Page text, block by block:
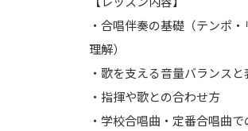
・合唱伴奏の基礎（テンポ
理解）
・歌を支える音量バランスと
・指揮や歌との合わせ方
・学校合唱曲・定番合唱曲